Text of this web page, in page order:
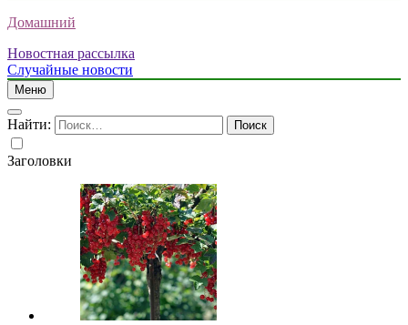
Домашний
Новостная рассылка
Случайные новости
Меню
Найти:
Заголовки